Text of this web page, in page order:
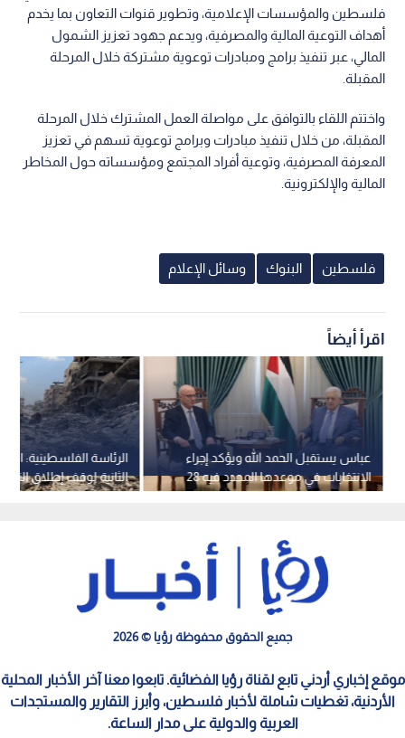
فلسطين والمؤسسات الإعلامية، وتطوير قنوات التعاون بما يخدم
أهداف التوعية المالية والمصرفية، ويدعم جهود تعزيز الشمول
المالي، عبر تنفيذ برامج ومبادرات توعوية مشتركة خلال المرحلة
المقبلة.
واختتم اللقاء بالتوافق على مواصلة العمل المشترك خلال المرحلة
المقبلة، من خلال تنفيذ مبادرات وبرامج توعوية تسهم في تعزيز
المعرفة المصرفية، وتوعية أفراد المجتمع ومؤسساته حول المخاطر
المالية والإلكترونية.
فلسطين البنوك وسائل الإعلام
اقرأ أيضاً
الرئاسة الفلسطينية:
الثانية لوقف إطلاق
الورق" فقط
عباس يستقبل الحمد الله ويؤكد إجراء
الانتخابات في موعدها المحدد فيه 28
تشرين الثاني 2026
جميع الحقوق محفوظة رؤيا © 2026
موقع إخباري أردني تابع لقناة رؤيا الفضائية. تابعوا معنا آخر الأخبار المحلية
الأردنية، تغطيات شاملة لأخبار فلسطين، وأبرز التقارير والمستجدات
العربية والدولية على مدار الساعة.